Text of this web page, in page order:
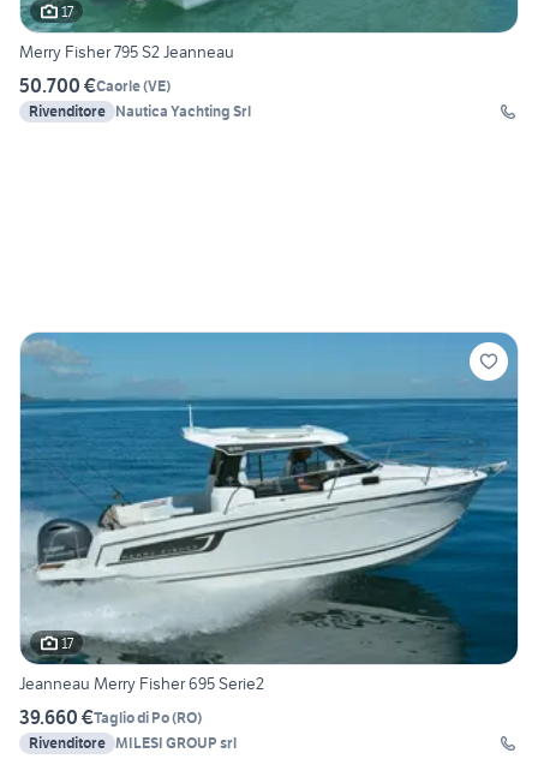
17
Merry Fisher 795 S2 Jeanneau
50.700 €Caorle(VE)
Rivenditore Nautica Yachting Srl
17
Jeanneau Merry Fisher 695 Serie2
39.660 €Taglio di Po(RO)
Rivenditore MILESI GROUP srl